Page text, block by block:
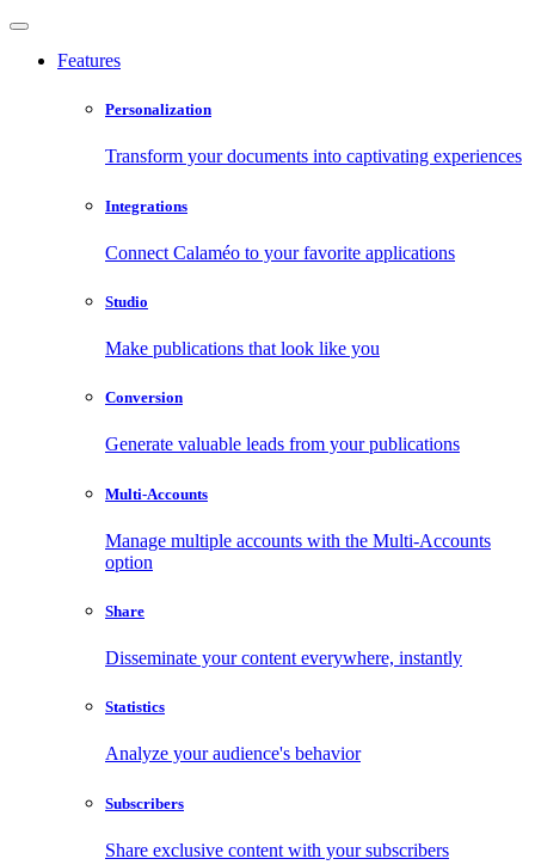
Features
Personalization
Transform your documents into captivating experiences
Integrations
Connect Calaméo to your favorite applications
Studio
Make publications that look like you
Conversion
Generate valuable leads from your publications
Multi-Accounts
Manage multiple accounts with the Multi-Accounts
option
Share
Disseminate your content everywhere, instantly
Statistics
Analyze your audience's behavior
Subscribers
Share exclusive content with your subscribers